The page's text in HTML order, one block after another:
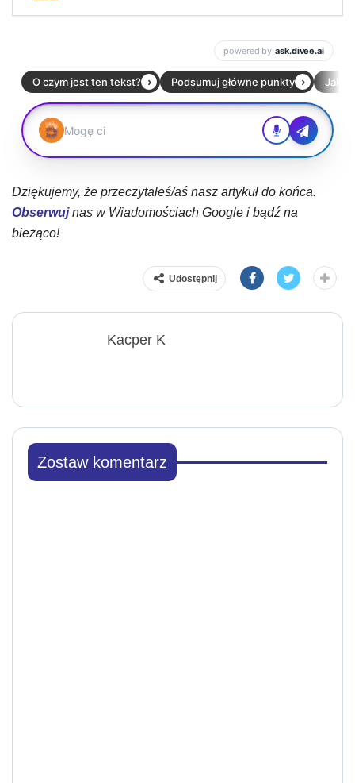
Dziękujemy, że przeczytałeś/aś nasz artykuł do końca.
Obserwujnas w Wiadomościach Google i bądź na
bieżąco!
Udostępnij
Kacper K
Zostaw komentarz